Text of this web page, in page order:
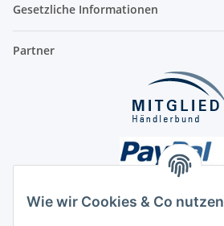
Wie wir Cookies & Co nutzen
Gesetzliche Informationen
Partner